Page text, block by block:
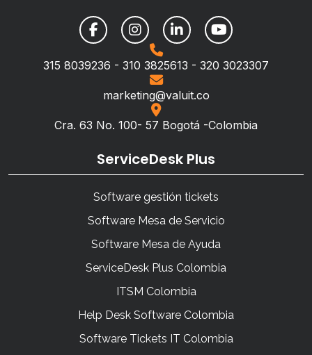
315 8039236 - 310 3825613 - 320 3023307
marketing@valuit.co
Cra. 63 No. 100- 57 Bogotá -Colombia
ServiceDesk Plus
Software gestión tickets
Software Mesa de Servicio
Software Mesa de Ayuda
ServiceDesk Plus Colombia
ITSM Colombia
Help Desk Software Colombia
Software Tickets IT Colombia